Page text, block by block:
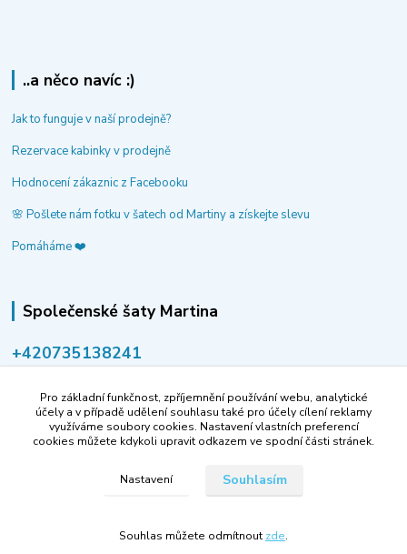
..a něco navíc :)
Jak to funguje v naší prodejně?
Rezervace kabinky v prodejně
Hodnocení zákaznic z Facebooku
🌸 Pošlete nám fotku v šatech od Martiny a získejte slevu
Pomáháme ❤️
Společenské šaty Martina
‭+420735138241
info@spolecenske-saty-martina.cz
Pro základní funkčnost, zpříjemnění používání webu, analytické
účely a v případě udělení souhlasu také pro účely cílení reklamy
využíváme soubory cookies. Nastavení vlastních preferencí
cookies můžete kdykoli upravit odkazem ve spodní části stránek.
Nastavení Souhlasím
Souhlas můžete odmítnout zde.